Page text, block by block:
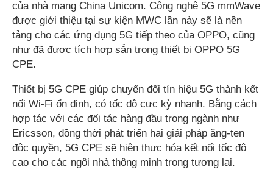
của nhà mạng China Unicom. Công nghệ 5G mmWave
được giới thiệu tại sự kiện MWC lần này sẽ là nền
tảng cho các ứng dụng 5G tiếp theo của OPPO, cũng
như đã được tích hợp sẵn trong thiết bị OPPO 5G
CPE.
Thiết bị 5G CPE giúp chuyển đổi tín hiệu 5G thành kết
nối Wi-Fi ổn định, có tốc độ cực kỳ nhanh. Bằng cách
hợp tác với các đối tác hàng đầu trong ngành như
Ericsson, đồng thời phát triển hai giải pháp ăng-ten
độc quyền, 5G CPE sẽ hiện thực hóa kết nối tốc độ
cao cho các ngôi nhà thông minh trong tương lai.